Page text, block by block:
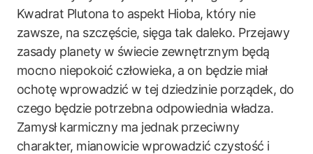
Kwadrat Plutona to aspekt Hioba, który nie
zawsze, na szczęście, sięga tak daleko. Przejawy
zasady planety w świecie zewnętrznym będą
mocno niepokoić człowieka, a on będzie miał
ochotę wprowadzić w tej dziedzinie porządek, do
czego będzie potrzebna odpowiednia władza.
Zamysł karmiczny ma jednak przeciwny
charakter, mianowicie wprowadzić czystość i